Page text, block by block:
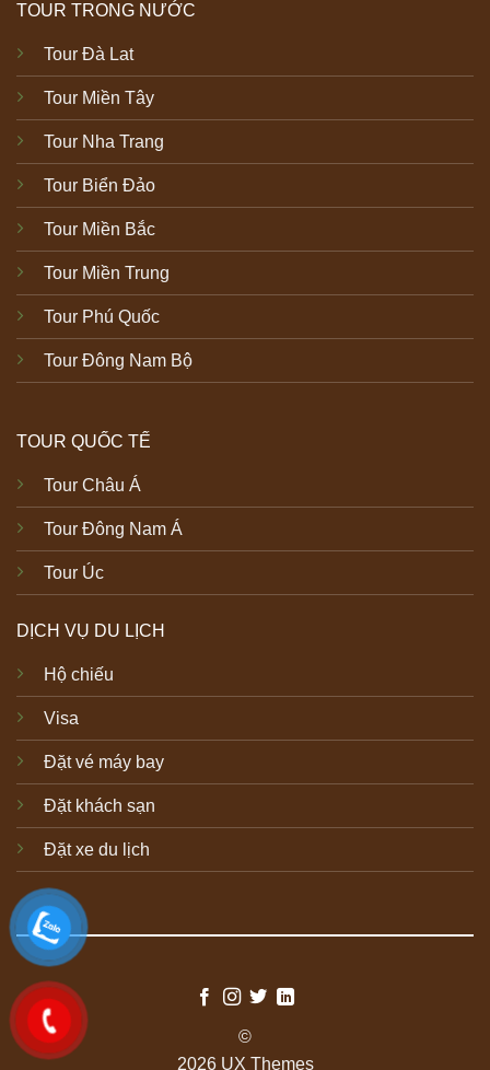
TOUR TRONG NƯỚC
Tour Đà Lat
Tour Miền Tây
Tour Nha Trang
Tour Biển Đảo
Tour Miền Bắc
Tour Miền Trung
Tour Phú Quốc
Tour Đông Nam Bộ
TOUR QUỐC TẾ
Tour Châu Á
Tour Đông Nam Á
Tour Úc
DỊCH VỤ DU LỊCH
Hộ chiếu
Visa
Đặt vé máy bay
Đặt khách sạn
Đặt xe du lịch
©
2026 UX Themes